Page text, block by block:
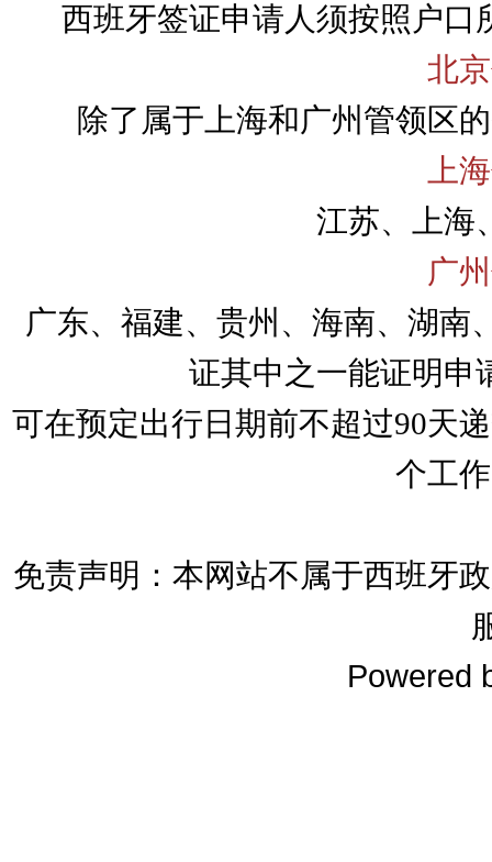
西班牙签证申请人须按照户口
北
除了属于上海和广州管领区
上
江苏、上海
广
广东、福建、贵州、海南、湖南
证其中之一能证明申
可在预定出行日期前不超过90天
个工
免责声明：本网站不属于西班牙
Powered